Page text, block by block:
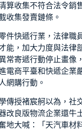
算收集不符合法令銷
收集發賣鏈條。
件快遞行業，法律職
能，加大力度與法律
常寄遞行動停止畫像
電商平臺和快遞企業
網購行動。
傳授褚宸舸以為，社
改良版物流企業還牛
地大喊：「天汽車材